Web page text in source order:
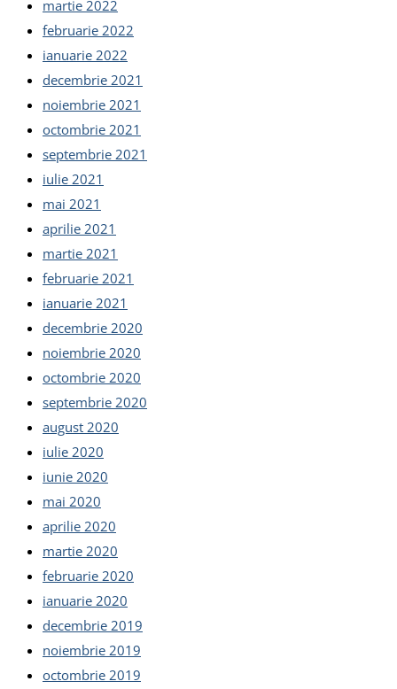
martie 2022
februarie 2022
ianuarie 2022
decembrie 2021
noiembrie 2021
octombrie 2021
septembrie 2021
iulie 2021
mai 2021
aprilie 2021
martie 2021
februarie 2021
ianuarie 2021
decembrie 2020
noiembrie 2020
octombrie 2020
septembrie 2020
august 2020
iulie 2020
iunie 2020
mai 2020
aprilie 2020
martie 2020
februarie 2020
ianuarie 2020
decembrie 2019
noiembrie 2019
octombrie 2019